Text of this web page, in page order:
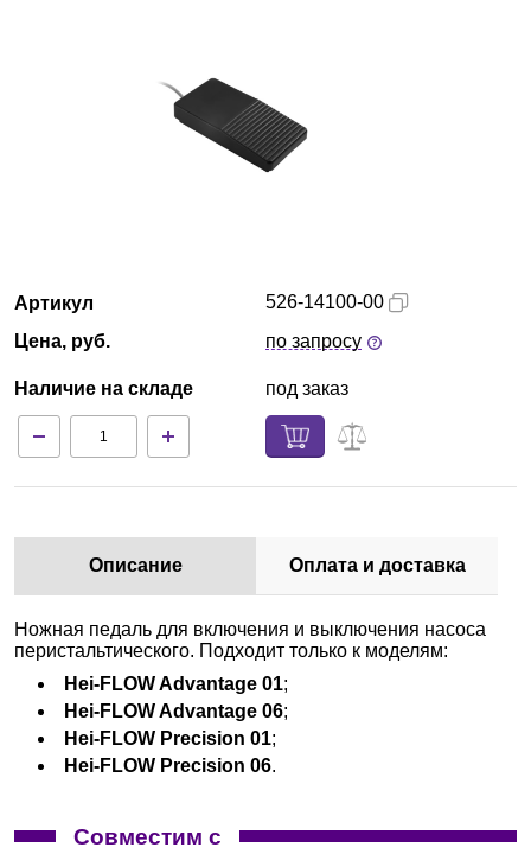
Партнеры
Технический сервис
Доставка и оплата
Артикул
Цена, руб.
Наличие на складе
526-14100-00
по запросу
под заказ
Описание Оплата и доставка
Ножная педаль для включения и выключения насоса
перистальтического. Подходит только к моделям:
Hei-FLOW Advantage 01;
Hei-FLOW Advantage 06;
Hei-FLOW Precision 01;
Hei-FLOW Precision 06.
Совместим с